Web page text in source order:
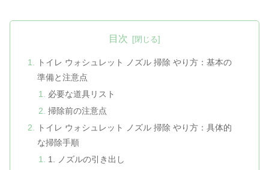
目次
トイレ ウォシュレット ノズル 掃除 やり方：基本の
準備と注意点
必要な道具リスト
掃除前の注意点
トイレ ウォシュレット ノズル 掃除 やり方：具体的
な掃除手順
1. ノズルの引き出し